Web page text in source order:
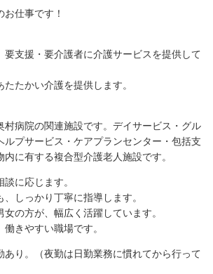
仕事です！
要支援・要介護者に介護サービスを提供して
たかい介護を提供します。
村病院の関連施設です。デイサービス・グル
ルプサービス・ケアプランセンター・包括支
に有する複合型介護老人施設です。
に応じます。
、しっかり丁寧に指導します。
女の方が、幅広く活躍しています。
きやすい職場です。
り。（夜勤は日勤業務に慣れてから行って